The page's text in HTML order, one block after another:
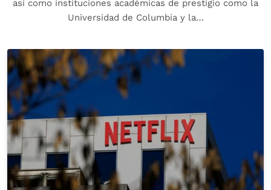
así como instituciones académicas de prestigio como la
Universidad de Columbia y la…